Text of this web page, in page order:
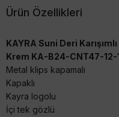
Ürün Özellikleri
KAYRA Suni Deri
Krem KA-B24-CNT47-12-
Metal klips kapamalı
Kapaklı
Kayra logolu
İçi tek gözlü